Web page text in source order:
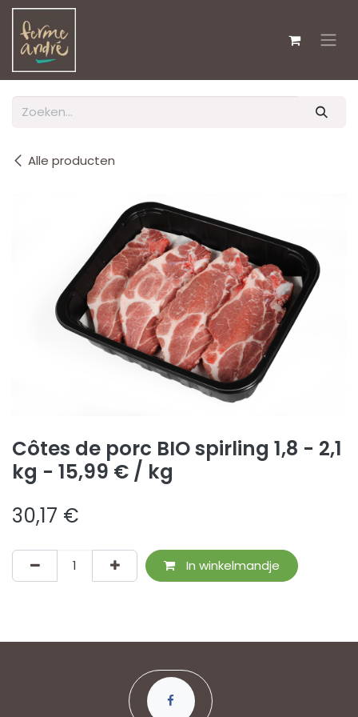
Overslaan naar inhoud
Alle producten
Côtes de porc BIO spirling 1,8 - 2,1
kg - 15,99 € / kg
30,17 €
In winkelmandje